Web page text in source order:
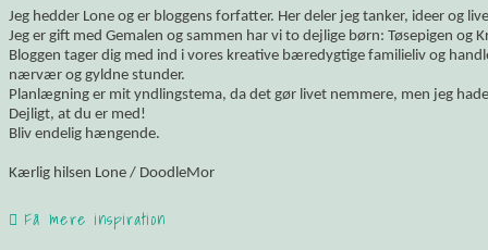
Jeg hedder Lone og er bloggens forfatter. Her deler jeg tanker, ideer og
Jeg er gift med Gemalen og sammen har vi to dejlige børn: Tøsepigen og
Bloggen tager dig med ind i vores kreative bæredygtige familieliv og
nærvær og gyldne stunder.
Planlægning er mit yndlingstema, da det gør livet nemmere, men jeg
Dejligt, at du er med!
Bliv endelig hængende.
Kærlig hilsen Lone / DoodleMor
Få mere inspiration